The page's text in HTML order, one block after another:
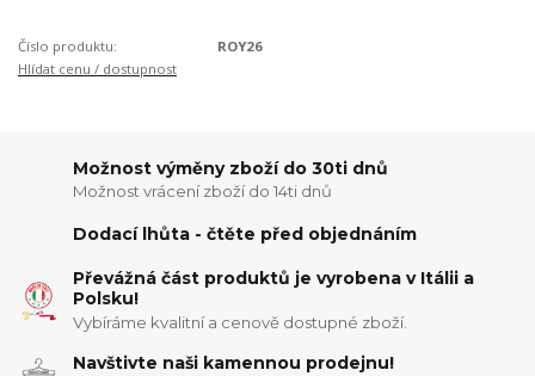
Číslo produktu:
ROY26
Hlídat cenu / dostupnost
Možnost výměny zboží do 30ti dnů
Možnost vrácení zboží do 14ti dnů
Dodací lhůta - čtěte před objednáním
Převážná část produktů je vyrobena v Itálii a
Polsku!
Vybíráme kvalitní a cenově dostupné zboží.
Navštivte naši kamennou prodejnu!